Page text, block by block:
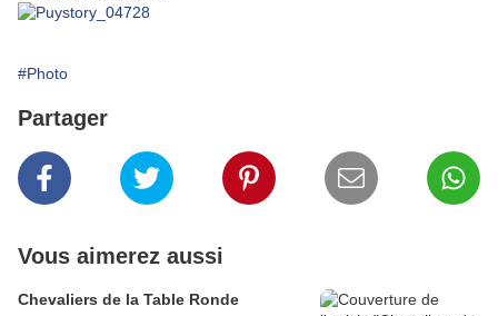
#Photo
Partager
Vous aimerez aussi
Chevaliers de la Table Ronde